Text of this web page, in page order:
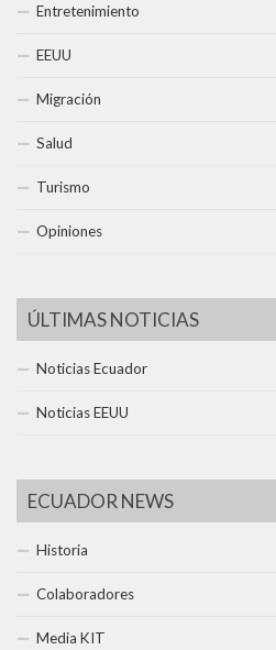
Entretenimiento
EEUU
Migración
Salud
Turismo
Opiniones
ÚLTIMAS NOTICIAS
Noticias Ecuador
Noticias EEUU
ECUADOR NEWS
Historia
Colaboradores
Media KIT